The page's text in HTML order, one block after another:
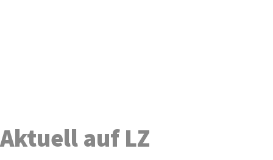
Aktuell auf LZ